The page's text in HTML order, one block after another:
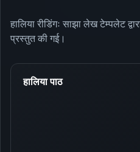
हालिया रीडिंगः साझा लेख टेम्पलेट
प्रस्तुत की गई।
हालिया पाठ